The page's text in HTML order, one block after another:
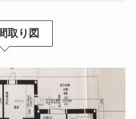
取り図